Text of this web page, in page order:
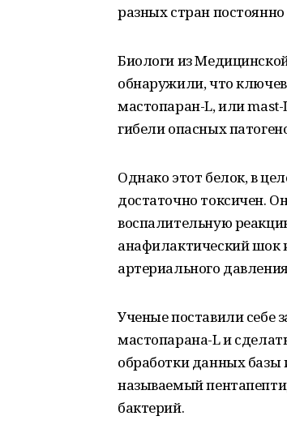
разных стран
Биологи из
обнаружили, что
мастопаран-L, или
гибели опасных
Однако этот белок, в
достаточно токсичен.
воспалительную
анафилактический шок
артериального
Ученые поставили себе
мастопарана-L и
обработки данных
называемый
бактерий.